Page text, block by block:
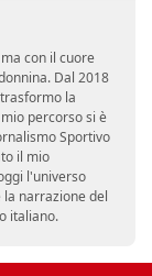
con il cuore
Dal 2018
la
percorso si è
Sportivo
il mio
l'universo
narrazione del
italiano.